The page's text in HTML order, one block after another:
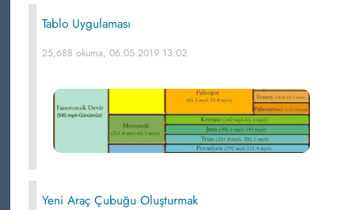
Tablo Uygulaması
25,688 okuma, 06.05.2019 13:02
Yeni Araç Çubuğu Oluşturmak